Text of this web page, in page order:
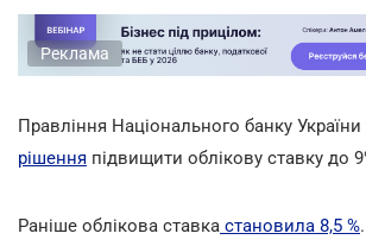
Реклама
Правління Національного банку України
рішення підвищити облікову ставку до
Раніше облікова ставка становила 8,5 %.